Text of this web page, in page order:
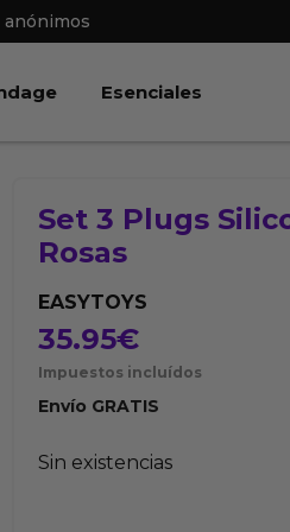
anónimos
Abrir BDSM & Bondage
Esenciales
Set 3 Plugs
Rosas
EASYTOYS
35.95€
Impuestos incluídos
Envío GRATIS
Sin existencias